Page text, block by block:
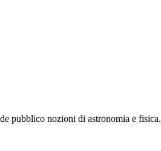
pubblico nozioni di astronomia e fisica.